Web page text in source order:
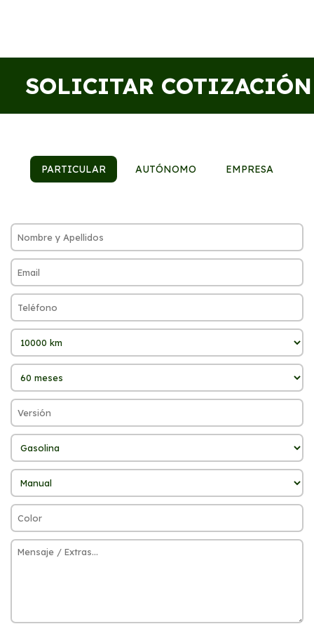
SOLICITAR COTIZACIÓN
PARTICULAR AUTÓNOMO EMPRESA